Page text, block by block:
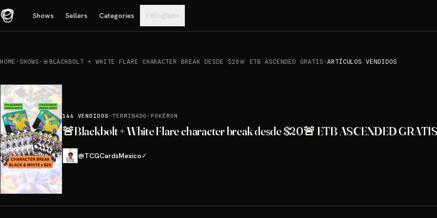
Shows Sellers Categories EN English▾
HOME · SHOWS · 🚨BLACKBOLT + WHITE FLARE CHARACTER BREAK DESDE $20🚨 ETB ASCENDED GRATIS · ARTÍCULOS VENDIDOS
144 VENDIDOS · TERMINADO ·POKÉMON
🚨Blackbolt + White Flare character break desde $20🚨 ETB ASCENDED
@TCGCardsMexico✓